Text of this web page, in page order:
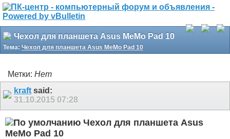
Чехол для планшета Asus MeMo Pad 10
Тема: Чехол для планшета Asus MeMo Pad 10
Метки: Нет
kraft said:
31.10.2015 07:28
Чехол для планшета Asus
MeMo Pad 10